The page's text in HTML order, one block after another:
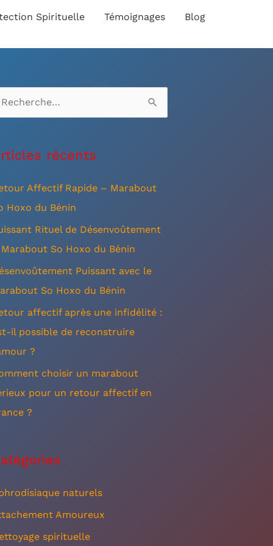
Spirituelle Témoignages
Blog
récents
Affectif Rapide – Marabout
Hoxo du Bénin
Rituel de Désenvoûtement
So Hoxo du Bénin
Puissant avec le
So Hoxo du Bénin
affectif après une infidélité :
il possible de reconstruire
?
choisir un marabout
pour un retour affectif en
?
naturels
Amoureux
spirituelle